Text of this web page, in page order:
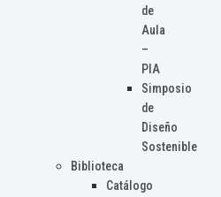
de
Aula
–
PIA
Simposio
de
Diseño
Sostenible
Biblioteca
Catálogo